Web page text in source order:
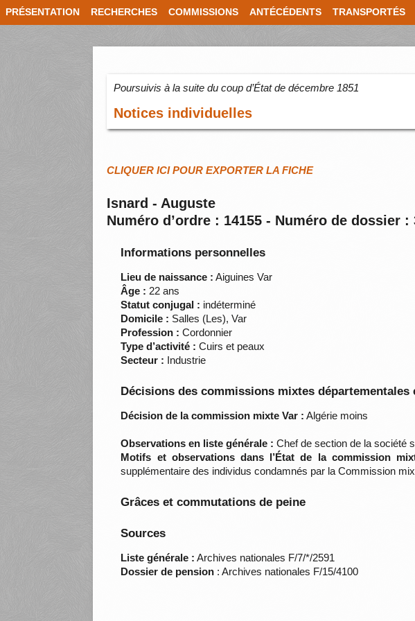
PRÉSENTATION RECHERCHES COMMISSIONS ANTÉCÉDENTS TRANSPORTÉS
Poursuivis à la suite du coup d’État de décembre 1851
Notices individuelles
CLIQUER ICI POUR EXPORTER LA FICHE
Isnard - Auguste
Numéro d’ordre : 14155 - Numéro de dossier :
Informations personnelles
Lieu de naissance : Aiguines Var
Âge : 22 ans
Statut conjugal : indéterminé
Domicile : Salles (Les), Var
Profession : Cordonnier
Type d’activité : Cuirs et peaux
Secteur : Industrie
Décisions des commissions mixtes
Décision de la commission mixte Var : Algérie moins
Observations en liste générale : Chef de section de la société
Motifs et observations dans l’État de la commission
supplémentaire des individus condamnés par la Commission
Grâces et commutations de peine
Sources
Liste générale : Archives nationales F/7/*/2591
Dossier de pension : Archives nationales F/15/4100